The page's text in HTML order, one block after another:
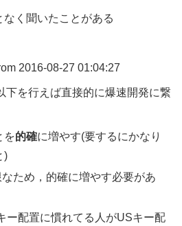
く聞いたことがある
下を行えば直接的に爆速開発に繋
を的確に増やす(要するにかなり
)
ため，的確に増やす必要があ
ー配置に慣れてる人がUSキー配